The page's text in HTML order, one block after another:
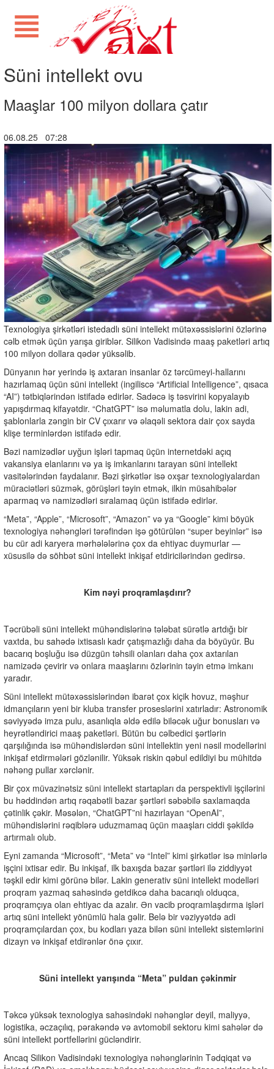
Süni intellekt ovu
Maaşlar 100 milyon dollara çatır
06.08.25 07:28
Texnologiya şirkətləri istedadlı süni intellekt mütəxəssislərini özlərinə
cəlb etmək üçün yarışa giriblər. Silikon Vadisində maaş paketləri artıq
100 milyon dollara qədər yüksəlib.
Dünyanın hər yerində iş axtaran insanlar öz tərcümeyi-hallarını
hazırlamaq üçün süni intellekt (ingiliscə “Artificial Intelligence”, qısaca
“AI”) tətbiqlərindən istifadə edirlər. Sadəcə iş təsvirini kopyalayıb
yapışdırmaq kifayətdir. “ChatGPT” isə məlumatla dolu, lakin adi,
şablonlarla zəngin bir CV çıxarır və əlaqəli sektora dair çox sayda
klişe terminlərdən istifadə edir.
Bəzi namizədlər uyğun işləri tapmaq üçün internetdəki açıq
vakansiya elanlarını və ya iş imkanlarını tarayan süni intellekt
vasitələrindən faydalanır. Bəzi şirkətlər isə oxşar texnologiyalardan
müraciətləri süzmək, görüşləri təyin etmək, ilkin müsahibələr
aparmaq və namizədləri sıralamaq üçün istifadə edirlər.
“Meta”, “Apple”, “Microsoft”, “Amazon” və ya “Google” kimi böyük
texnologiya nəhəngləri tərəfindən işə götürülən “super beyinlər” isə
bu cür adi karyera mərhələlərinə çox da ehtiyac duymurlar —
xüsusilə də söhbət süni intellekt inkişaf etdiricilərindən gedirsə.
Kim nəyi proqramlaşdırır?
Təcrübəli süni intellekt mühəndislərinə tələbat sürətlə artdığı bir
vaxtda, bu sahədə ixtisaslı kadr çatışmazlığı daha da böyüyür. Bu
bacarıq boşluğu isə düzgün təhsili olanları daha çox axtarılan
namizədə çevirir və onlara maaşlarını özlərinin təyin etmə imkanı
yaradır.
Süni intellekt mütəxəssislərindən ibarət çox kiçik hovuz, məşhur
idmançıların yeni bir kluba transfer proseslərini xatırladır: Astronomik
səviyyədə imza pulu, asanlıqla əldə edilə biləcək uğur bonusları və
heyrətləndirici maaş paketləri. Bütün bu cəlbedici şərtlərin
qarşılığında isə mühəndislərdən süni intellektin yeni nəsil modellərini
inkişaf etdirmələri gözlənilir. Yüksək riskin qəbul edildiyi bu mühitdə
nəhəng pullar xərclənir.
Bir çox müvazinətsiz süni intellekt startapları da perspektivli işçilərini
bu həddindən artıq rəqabətli bazar şərtləri səbəbilə saxlamaqda
çətinlik çəkir. Məsələn, “ChatGPT”ni hazırlayan “OpenAI”,
mühəndislərini rəqiblərə uduzmamaq üçün maaşları ciddi şəkildə
artırmalı olub.
Eyni zamanda “Microsoft”, “Meta” və “Intel” kimi şirkətlər isə minlərlə
işçini ixtisar edir. Bu inkişaf, ilk baxışda bazar şərtləri ilə ziddiyyət
təşkil edir kimi görünə bilər. Lakin generativ süni intellekt modelləri
proqram yazmaq sahəsində getdikcə daha bacarıqlı olduqca,
proqramçıya olan ehtiyac da azalır. Ən vacib proqramlaşdırma işləri
artıq süni intellekt yönümlü hala gəlir. Belə bir vəziyyətdə adi
proqramçılardan çox, bu kodları yaza bilən süni intellekt sistemlərini
dizayn və inkişaf etdirənlər önə çıxır.
Süni intellekt yarışında “Meta” puldan çəkinmir
Təkcə yüksək texnologiya sahəsindəki nəhənglər deyil, maliyyə,
logistika, əczaçılıq, pərakəndə və avtomobil sektoru kimi sahələr də
süni intellekt portfellərini gücləndirir.
Ancaq Silikon Vadisindəki texnologiya nəhənglərinin Tədqiqat və